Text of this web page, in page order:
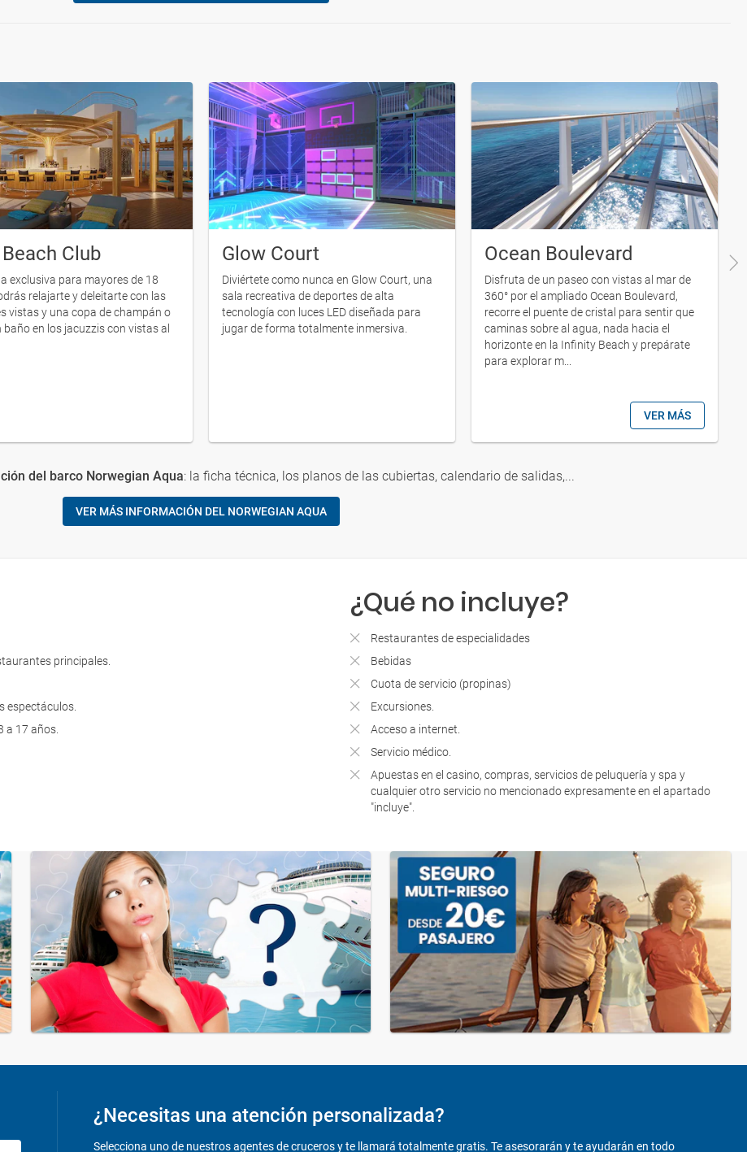
Club
exclusiva para mayores de 18
relajarte y deleitarte con las
vistas y una copa de champán o
baño en los jacuzzis con vistas al
Glow Court
Diviértete como nunca en Glow Court, una
sala recreativa de deportes de alta
tecnología con luces LED diseñada para
jugar de forma totalmente inmersiva.
Ocean Boulevard
Disfruta de un paseo con vistas al mar de
360° por el ampliado Ocean Boulevard,
recorre el puente de cristal para sentir que
caminas sobre al agua, nada hacia el
horizonte en la Infinity Beach y prepárate
para explorar m...
VER MÁS
del barco Norwegian Aqua: la ficha técnica, los planos de las cubiertas, calendario de salidas,...
VER MÁS INFORMACIÓN DEL NORWEGIAN AQUA
principales.
espectáculos.
a 17 años.
¿Qué no incluye?
Restaurantes de especialidades
Bebidas
Cuota de servicio (propinas)
Excursiones.
Acceso a internet.
Servicio médico.
Apuestas en el casino, compras, servicios de peluquería y spa y
cualquier otro servicio no mencionado expresamente en el apartado
"incluye".
¿Necesitas una atención personalizada?
Selecciona uno de nuestros agentes de cruceros y te llamará totalmente gratis. Te asesorarán y te ayudarán en todo